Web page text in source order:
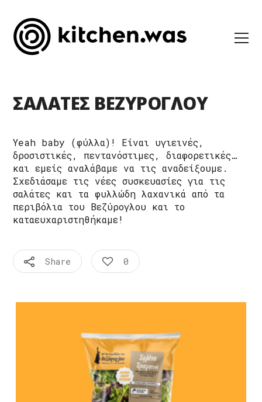
ΣΑΛΑΤΕΣ ΒΕΖΥΡΟΓΛΟΥ
Yeah baby (φύλλα)! Είναι υγιεινές,
δροσιστικές, πεντανόστιμες, διαφορετικές…
και εμείς αναλάβαμε να τις αναδείξουμε.
Σχεδιάσαμε τις νέες συσκευασίες για τις
σαλάτες και τα φυλλώδη λαχανικά από τα
περιβόλια του Βεζύρογλου και το
καταευχαριστηθήκαμε!
Share 0